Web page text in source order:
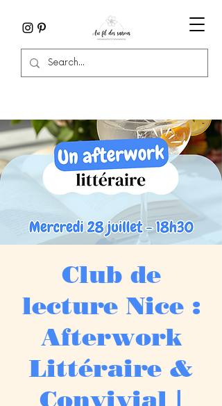
Club de
lecture Nice :
Afterwork
Littéraire &
Convivial |